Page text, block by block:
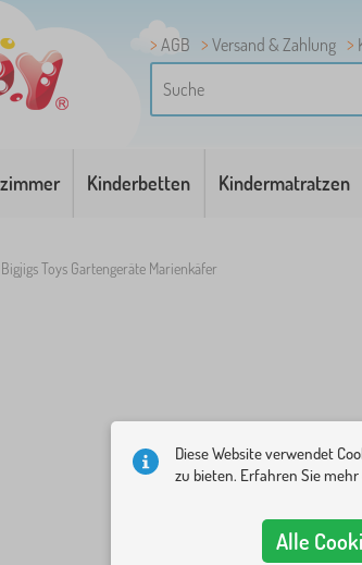
AGB Versand & Zahlung
Kinderbetten Kindermatratzen
Bigjigs Toys Gartengeräte Marienkäfer
Diese Website verwendet
zu bieten. Erfahren Sie mehr
Alle